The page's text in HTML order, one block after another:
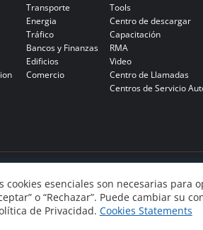
esenciales son necesarias para
o “Rechazar”. Puede cambiar su
de Privacidad. Cookies Statements
Transporte
Energia
Tráfico
Bancos y Finanzas
Edificios
Comercio
Tools
Centro de descargar
Capacitación
RMA
Video
Centro de Llamadas
Centros de Servicio